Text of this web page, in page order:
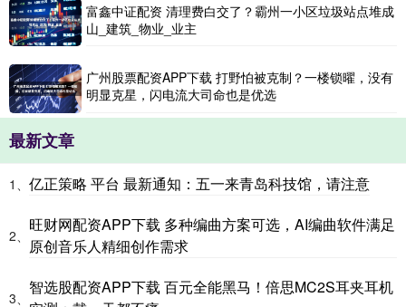
富鑫中证配资 清理费白交了？霸州一小区垃圾站点堆成
山_建筑_物业_业主
广州股票配资APP下载 打野怕被克制？一楼锁曜，没有
明显克星，闪电流大司命也是优选
最新文章
1、 亿正策略 平台 最新通知：五一来青岛科技馆，请注意
2、
旺财网配资APP下载 多种编曲方案可选，AI编曲软件满足
原创音乐人精细创作需求
3、
智选股配资APP下载 百元全能黑马！倍思MC2S耳夹耳机